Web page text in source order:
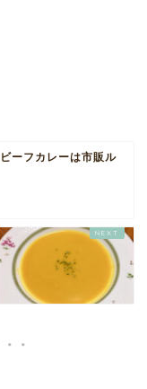
ーフカレーは市販ル